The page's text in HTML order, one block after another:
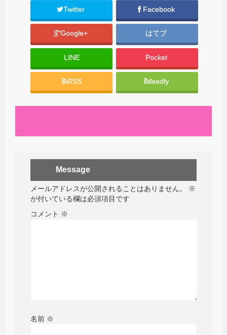
Twitter Facebook
Google+ はてブ
LINE Pocket
RSS feedly
Message
メールアドレスが公開されることはありません。
※
が付いている欄は必須項目です
コメント ※
名前 ※